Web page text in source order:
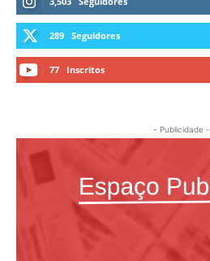
289 Seguidores
77 Inscritos
- Publicidade -